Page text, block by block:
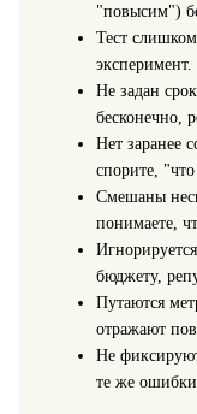
"повысим")
Тест
эксперимент.
Не задан
бесконечно,
Нет заранее
спорите, "что
Смешаны
понимаете,
бюджету,
Путаются
отражают
Не
те же ошибки